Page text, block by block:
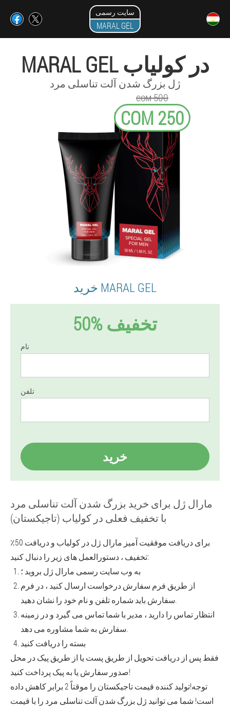
سایت رسمی
MARAL GEL
MARAL GEL در کولیاب
ژل بزرگ شدن آلت تناسلی مرد
сом 500
СОМ 250
خرید MARAL GEL
50% تخفیف
نام
تلفن
خرید
مارال ژل برای خرید بزرگ شدن آلت تناسلی مرد
با تخفیف فعلی در کولیاب (تاجیکستان)
برای دریافت موفقیت آمیز مارال ژل در کولیاب و دریافت 50٪
تخفیف ، دستورالعمل های زیر را دنبال کنید:
به وب سایت رسمی مارال ژل بروید ؛
از طریق فرم سفارش درخواست ارسال کنید ، در فرم
سفارش باید شماره تلفن و نام خود را نشان دهید.
انتظار تماس را دارید ، مدیر با شما تماس می گیرد و در زمینه
سفارش به شما مشاوره می دهد.
بسته را دریافت کنید
فقط پس از دریافت تحویل از طریق پست یا از طریق پیک در محل
صدور سفارش یا به پیک پرداخت کنید!
توجه!
تولید کننده قیمت تاجیکستان را موقتاً 2 برابر کاهش داده
است! شما می توانید ژل بزرگ شدن آلت تناسلی مرد را با قیمت